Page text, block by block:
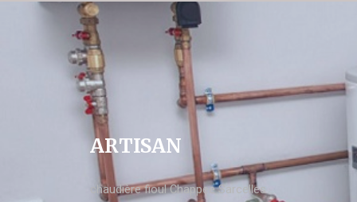
ARTISAN
chaudière fioul Chappee Sarcelles